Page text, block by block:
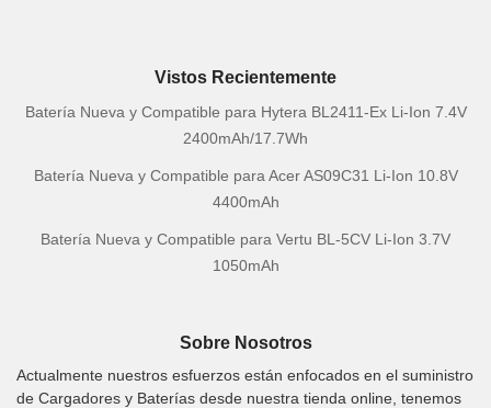
Vistos Recientemente
Batería Nueva y Compatible para Hytera BL2411-Ex Li-Ion 7.4V
2400mAh/17.7Wh
Batería Nueva y Compatible para Acer AS09C31 Li-Ion 10.8V
4400mAh
Batería Nueva y Compatible para Vertu BL-5CV Li-Ion 3.7V
1050mAh
Sobre Nosotros
Actualmente nuestros esfuerzos están enfocados en el suministro
de Cargadores y Baterías desde nuestra tienda online, tenemos